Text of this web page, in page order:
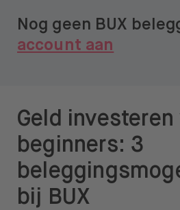
Pers
Overstappen
Nog geen BUX
account aan
Geld investeren
beginners: 3
bij BUX